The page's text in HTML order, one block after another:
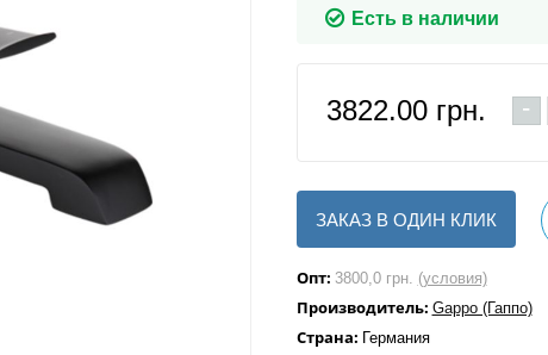
Есть в наличии
3822.00 грн. -
ЗАКАЗ В ОДИН КЛИК
Опт: 3800,0 грн. (условия)
Производитель: Gappo (Гаппо)
Страна: Германия